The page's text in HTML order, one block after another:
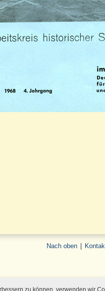
Nach oben
zu können, verwenden wir